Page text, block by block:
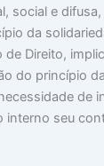
social e
da
Direito,
do princípio
de
interno seu